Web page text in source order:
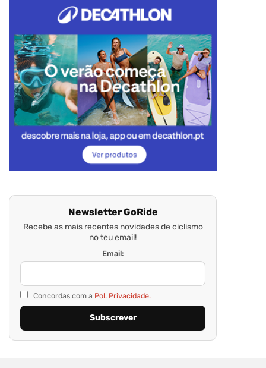
Newsletter GoRide
Recebe as mais recentes novidades de ciclismo
no teu email!
Email:
Concordas com a Pol. Privacidade.